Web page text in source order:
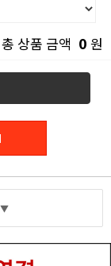
총 상품 금액 0 원
▼